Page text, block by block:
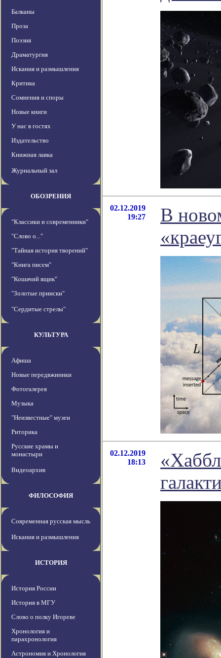
Балканы
Проза
Поэзия
Драматургия
Искания и размышления
Критика
Сомнения и споры
Новые книги
У нас в гостях
Издательство
Книжная лавка
Журнальный зал
ОБОЗРЕНИЯ
"Классики и современники"
"Слово о..."
"Тайная история творений"
"Книга писем"
"Кошачий ящик"
"Золотые прииски"
"Сердитые стрелы"
КУЛЬТУРА
Афиша
Новые передвжиники
Фотогалерея
Музыка
"Неизвестные" музеи
Риторика
Русские храмы и
монастыри
Видеоархив
ФИЛОСОФИЯ
Современная русская мысль
Искания и размышления
ИСТОРИЯ
История России
История в МГУ
Слово о полку Игореве
Хронология и
парахронология
Астрономия и Хронология
02.12.2019
19:27
В
02.12.2019
18:13